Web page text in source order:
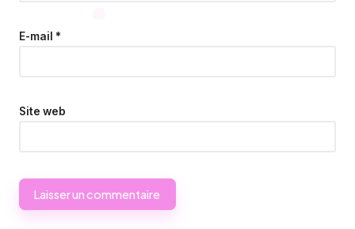
E-mail *
Site web